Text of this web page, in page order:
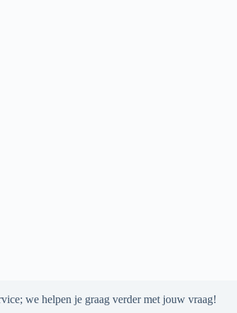
we helpen je graag verder met jouw vraag!